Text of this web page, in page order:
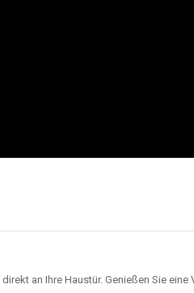
direkt an Ihre Haustür. Genießen Sie eine